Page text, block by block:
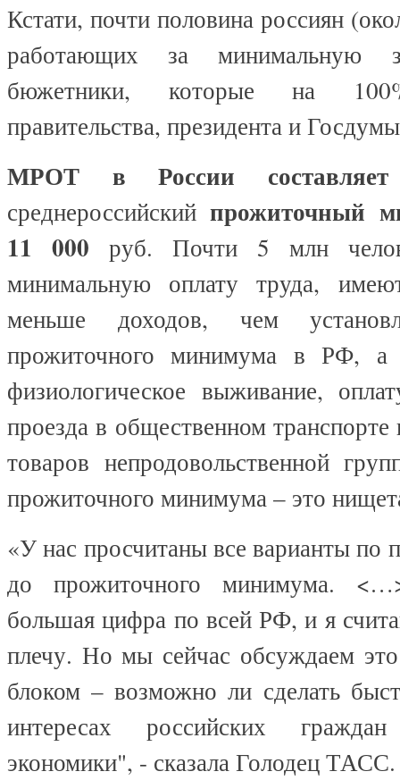
Кстати, почти половина россиян
работающих за минимальную
бюжетники, которые на
правительства, президента и
МРОТ в России
среднероссийскийпрожиточный
11 000 руб. Почти 5 млн
минимальную оплату труда,
меньше доходов, чем
прожиточного минимума в РФ, а
физиологическое выживание,
проезда в общественном
товаров непродовольственной
прожиточного минимума – это
«У нас просчитаны все варианты
до прожиточного минимума.
большая цифра по всей РФ, и я
плечу. Но мы сейчас обсуждаем
блоком – возможно ли сделать
интересах российских
экономики", - сказала Голодец ТАСС.